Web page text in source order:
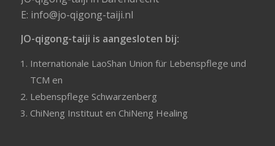
E: info@jo-qigong-taiji.nl
JO-qigong-taiji is aangesloten bij:
Internationale LaoShan Union für Lebenspflege und
TCM en
Lebenspflege Schwarzenberg
ChiNeng Instituuten ChiNeng Healing